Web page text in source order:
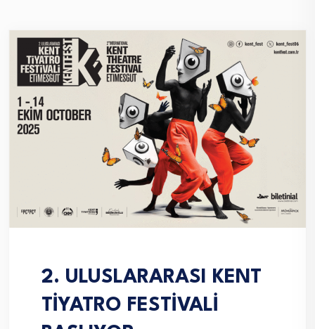
2. ULUSLARARASI KENT
TİYATRO FESTİVALİ